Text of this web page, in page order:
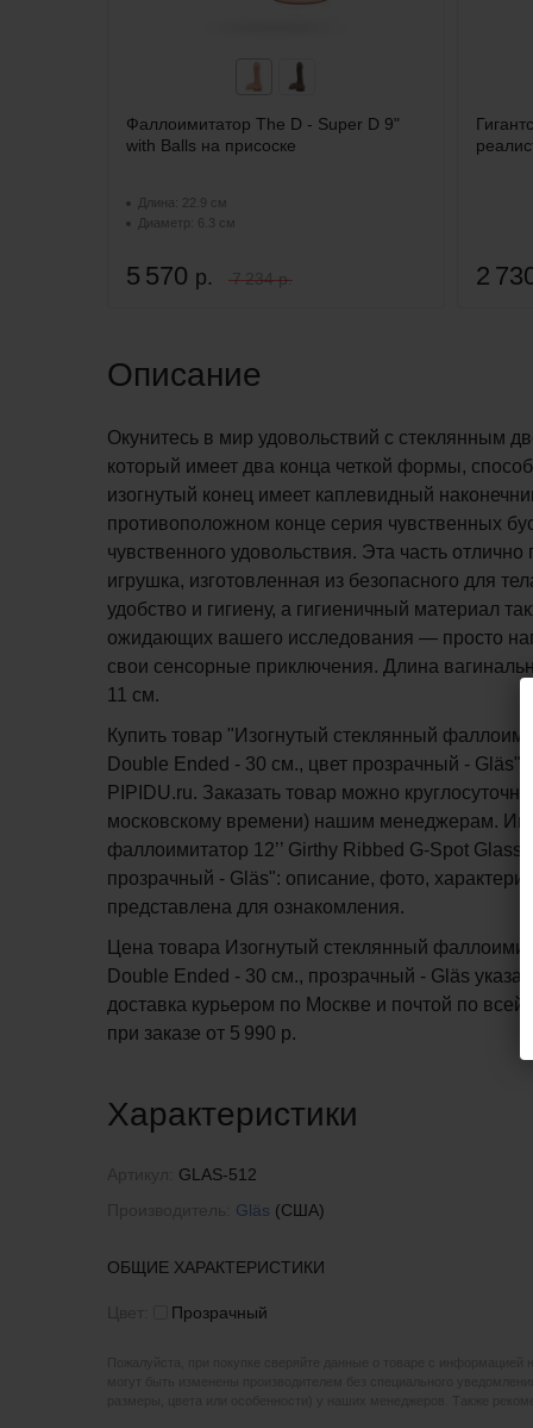
Фаллоимитатор The D - Super D 9"
with Balls на присоске
Длина: 22.9 см
Диаметр: 6.3 см
5 570 р. 7 234 р. 2
Описание
Окунитесь в мир удовольствий с стеклянным
который имеет два конца четкой формы,
изогнутый конец имеет каплевидный
противоположном конце серия чувственных
чувственного удовольствия. Эта часть
игрушка, изготовленная из безопасного для
удобство и гигиену, а гигиеничный материал
ожидающих вашего исследования — просто
свои сенсорные приключения. Длина
11 см.
Купить товар "Изогнутый стеклянный
Double Ended - 30 см., цвет прозрачный -
PIPIDU.ru. Заказать товар можно
московскому времени) нашим менеджерам.
фаллоимитатор 12’’ Girthy Ribbed G-Spot
прозрачный - Gläs": описание, фото,
представлена для ознакомления.
Цена товара Изогнутый стеклянный
Double Ended - 30 см., прозрачный - Gläs
доставка курьером по Москве и почтой по
при заказе от 5 990 р.
Характеристики
GLAS-512
Gläs (США)
ОБЩИЕ ХАРАКТЕРИСТИКИ
Прозрачный